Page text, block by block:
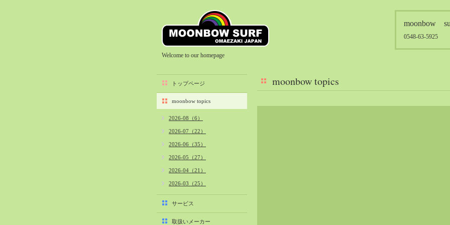
moonbow
0548-63-5925
Welcome to our homepage
moonbow topics
トップページ
moonbow topics
2026-08（6）
2026-07（22）
2026-06（35）
2026-05（27）
2026-04（21）
2026-03（25）
2026-02（22）
2025-12（34）
サービス
取扱いメーカー